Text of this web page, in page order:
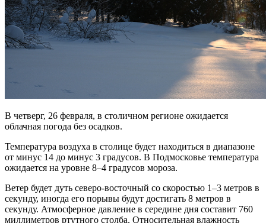
В четверг, 26 февраля, в столичном регионе ожидается
облачная погода без осадков.
Температура воздуха в столице будет находиться в диапазоне
от минус 14 до минус 3 градусов. В Подмосковье температура
ожидается на уровне 8–4 градусов мороза.
Ветер будет дуть северо-восточный со скоростью 1–3 метров в
секунду, иногда его порывы будут достигать 8 метров в
секунду. Атмосферное давление в середине дня составит 760
миллиметров ртутного столба. Относительная влажность